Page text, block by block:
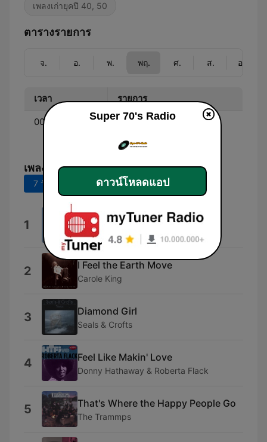
เพลงเก่ายุคปี 40, 50
ตารางรายการ
จ. อ. พ. พฤ. ศ. ส. อา.
เวลา รายการ
00:00 - 00:00
70's Music - Music from
เพลงยอดนิยม
7 วันที่ผ่านมา 30 วันที่ผ่านมา
1 70's Station
KS
2 I Feel the Earth Move
Carole King
3 Diamond Girl
Seals & Crofts
4 Feel Like Makin' Love
Donny Hathaway & Roberta Flack
5 That's Where the Happy People Go
The Trammps
Super 70's Radio
ดาวน์โหลดแอป